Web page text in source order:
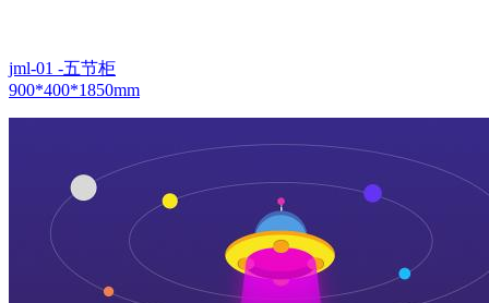
jml-01 -五节柜
900*400*1850mm